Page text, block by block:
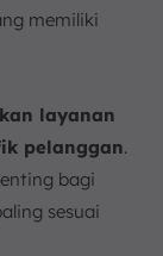
memiliki
layanan
pelanggan.
bagi
sesuai